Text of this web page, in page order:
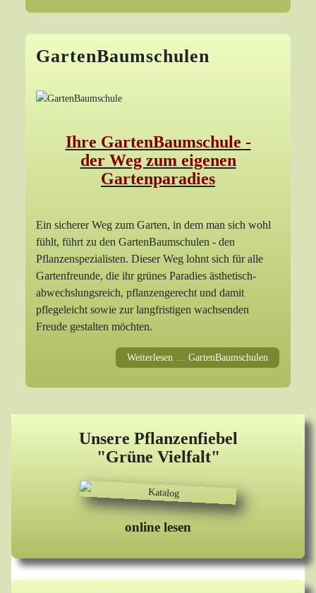
Unsere Pflanzenfiebel
"Grüne Vielfalt"
online lesen
GartenBaumschulen
Ihre GartenBaumschule -
der Weg zum eigenen
Gartenparadies
Ein sicherer Weg zum Garten, in dem man sich wohl
fühlt, führt zu den GartenBaumschulen - den
Pflanzenspezialisten. Dieser Weg lohnt sich für alle
Gartenfreunde, die ihr grünes Paradies ästhetisch-
abwechslungsreich, pflanzengerecht und damit
pflegeleicht sowie zur langfristigen wachsenden
Freude gestalten möchten.
Weiterlesen … GartenBaumschulen